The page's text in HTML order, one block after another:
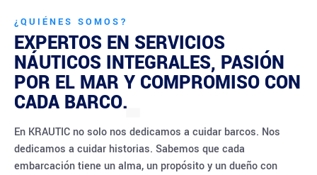
¿QUIÉNES SOMOS?
EXPERTOS EN SERVICIOS
NÁUTICOS INTEGRALES, PASIÓN
POR EL MAR Y COMPROMISO CON
CADA BARCO.
En KRAUTIC no solo nos dedicamos a cuidar barcos. Nos
dedicamos a cuidar historias. Sabemos que cada
embarcación tiene un alma, un propósito y un dueño con